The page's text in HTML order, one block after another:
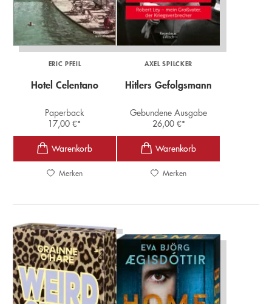
ERIC PFEIL
Hotel Celentano
Paperback
17,00€*
Merken
AXEL SPILCKER
Hitlers Gefolgsmann
Gebundene Ausgabe
26,00 €*
Merken